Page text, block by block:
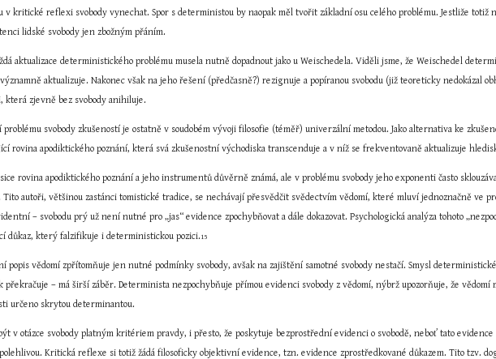
kritické reflexi svobody vynechat. Spor s deterministou by naopak měl tvořit základní osu celého problému. Jestliže totiž
lidské svobody jen zbožným přáním.
aktualizace deterministického problému musela nutně dopadnout jako u Weischedela. Viděli jsme, že Weischedel
aktualizuje. Nakonec však na jeho řešení (předčasně?) rezignuje a popíranou svobodu (již teoreticky nedokázal
která zjevně bez svobody anihiluje.
svobody zkušeností je ostatně v soudobém vývoji filosofie (téměř) univerzální metodou. Jako alternativa ke
rovina apodiktického poznání, která svá zkušenostní východiska transcenduje a v níž se frekventovaně aktualizuje
rovina apodiktického poznání a jeho instrumentů důvěrně známá, ale v problému svobody jeho exponenti často
Tito autoři, většinou zastánci tomistické tradice, se nechávají přesvědčit svědectvím vědomí, které mluví jednoznačně ve
– svobodu prý už není nutné pro „jas“ evidence zpochybňovat a dále dokazovat. Psychologická analýza tohoto
důkaz, který falzifikuje i deterministickou pozici.15
popis vědomí zpřítomňuje jen nutné podmínky svobody, avšak na zajištění samotné svobody nestačí. Smysl
překračuje – má širší záběr. Determinista nezpochybňuje přímou evidenci svobody z vědomí, nýbrž upozorňuje, že vědomí
určeno skrytou determinantou.
v otázce svobody platným kritériem pravdy, i přesto, že poskytuje bezprostřední evidenci o svobodě, neboť tato
Kritická reflexe si totiž žádá filosoficky objektivní evidence, tzn. evidence zprostředkované důkazem. Tito tzv.